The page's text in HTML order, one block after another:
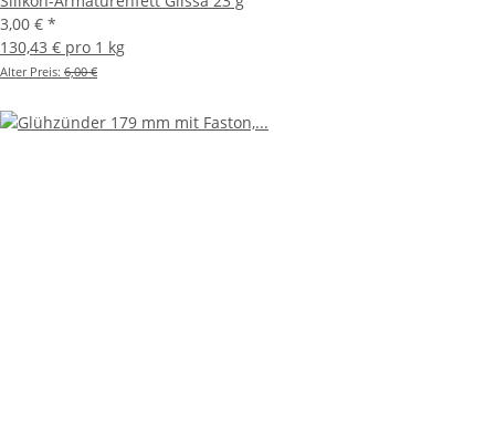
3,00 € *
130,43 € pro 1 kg
Alter Preis: 6,00 €